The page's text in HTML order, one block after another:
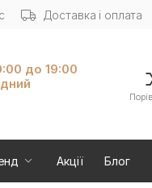
Доставка і оплата
до 19:00
Акції Блог